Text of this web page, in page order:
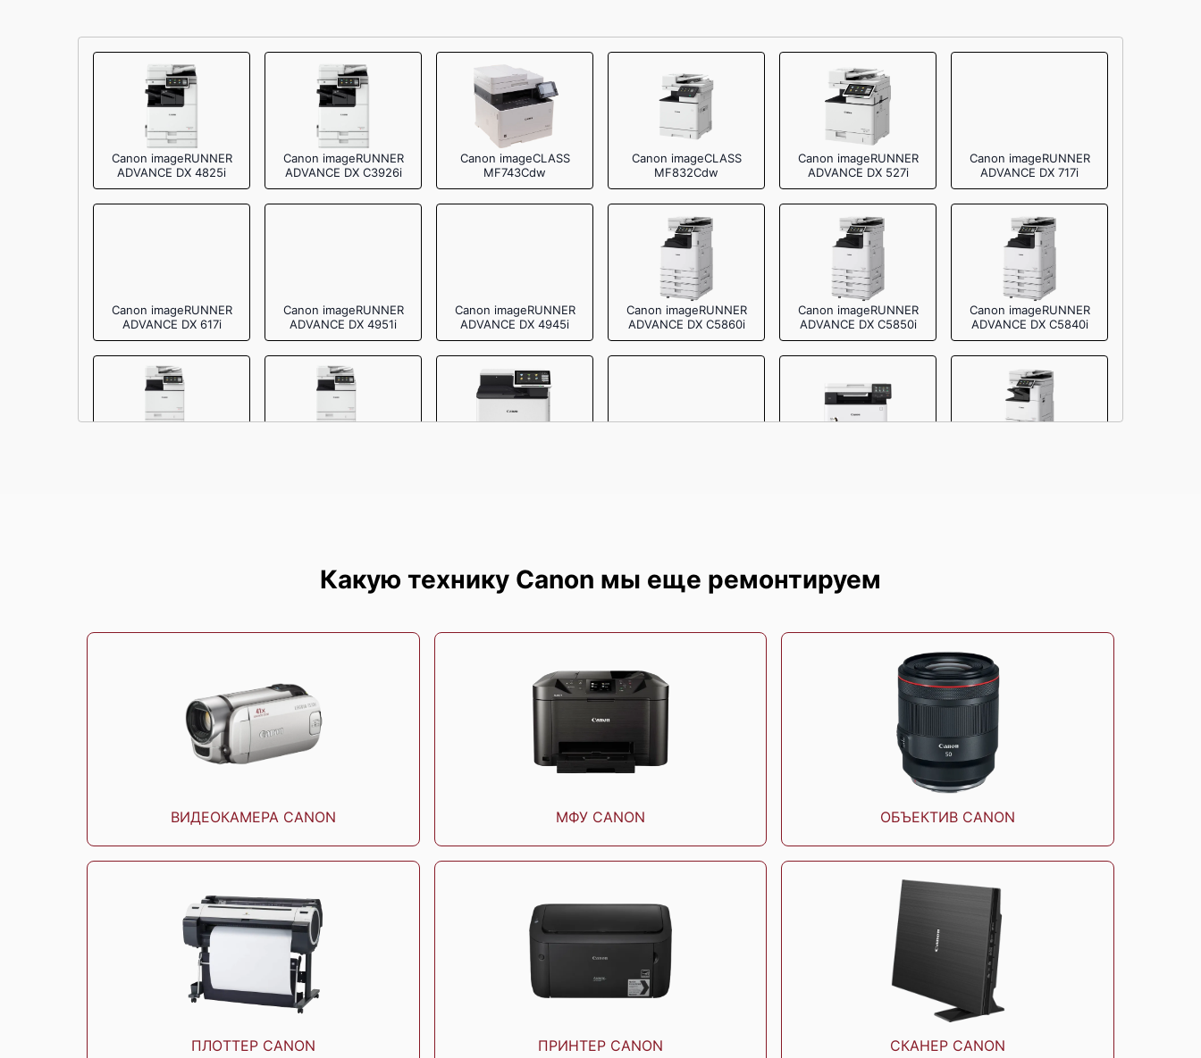
Canon imageRUNNER
ADVANCE DX 4825i
Canon imageRUNNER
ADVANCE DX C3926i
Canon imageCLASS
MF743Cdw
Canon imageCLASS
MF832Cdw
Canon imageRUNNER
ADVANCE DX 527i
Canon imageRUNNER
ADVANCE DX 717i
Canon imageRUNNER
ADVANCE DX 617i
Canon imageRUNNER
ADVANCE DX 4951i
Canon imageRUNNER
ADVANCE DX 4945i
Canon imageRUNNER
ADVANCE DX C5860i
Canon imageRUNNER
ADVANCE DX C5850i
Canon imageRUNNER
ADVANCE DX C5840i
Canon PIXMA TS5340 Canon PIXMA MG2540S Canon PIXMA G3420 Canon PIXMA G2410 Canon Pixma TS8340
Canon Pixma TS6340 Canon Pixma TS5040 Canon Pixma TS3340 Canon Pixma TR8540
Canon Pixma MG3640S
Canon Pixma MG2545S
Canon i-SENSYS Canon i-SENSYS Canon i-SENSYS Canon i-SENSYS
Какую технику Canon мы еще ремонтируем
ВИДЕОКАМЕРА CANON МФУ CANON ОБЪЕКТИВ CANON
ПЛОТТЕР CANON ПРИНТЕР CANON СКАНЕР CANON